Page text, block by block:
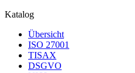
Katalog
Übersicht
ISO 27001
TISAX
DSGVO